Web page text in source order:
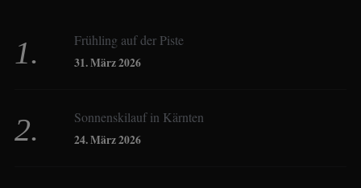
Birgit Werner
Christoph Schrahe
Frühling auf der Piste
31. März 2026
Sonnenskilauf in Kärnten
24. März 2026